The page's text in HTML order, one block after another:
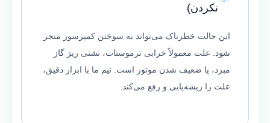
نکردن)
این حالت خطرناک می‌تواند به سوختن کمپرسور منجر
شود. علت معمولاً خرابی ترموستات، نشتی ریز گاز
مبرد، یا ضعیف شدن موتور است. تیم ما با ابزار دقیق،
علت را ریشه‌یابی و رفع می‌کند.